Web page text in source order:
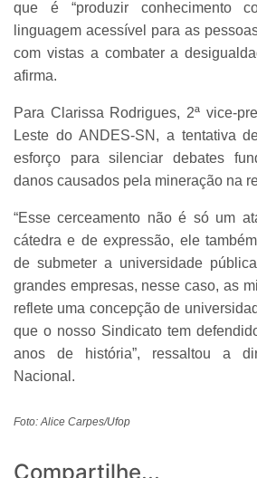
que é “produzir conhecimento
linguagem acessível para as
com vistas a combater a
afirma.
Para Clarissa Rodrigues, 2ª vice-
Leste do ANDES-SN, a tentativa
esforço para silenciar debates
danos causados pela mineração na
“Esse cerceamento não é só um
cátedra e de expressão, ele
de submeter a universidade
grandes empresas, nesse caso, as
reflete uma concepção de
que o nosso Sindicato tem
anos de história”, ressaltou a
Nacional.
Foto: Alice Carpes/Ufop
Compartilhe...